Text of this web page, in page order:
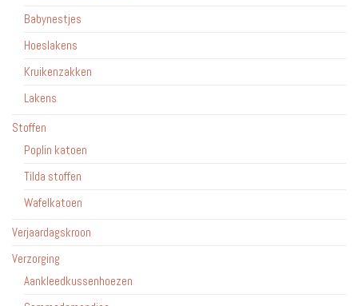
Babynestjes
Hoeslakens
Kruikenzakken
Lakens
Stoffen
Poplin katoen
Tilda stoffen
Wafelkatoen
Verjaardagskroon
Verzorging
Aankleedkussenhoezen